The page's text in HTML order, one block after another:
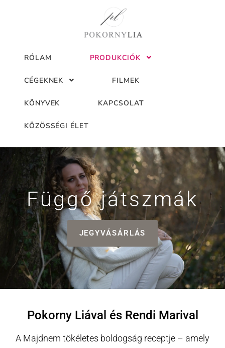
RÓLAM PRODUKCIÓK
CÉGEKNEK FILMEK
KÖNYVEK KAPCSOLAT
KÖZÖSSÉGI ÉLET
Függő játszmák
JEGYVÁSÁRLÁS
Pokorny Liával és Rendi Marival
A Majdnem tökéletes boldogság receptje – amely